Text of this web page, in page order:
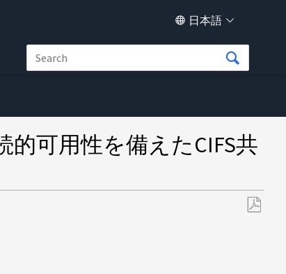
日本語
的可用性を備えたCIFS共